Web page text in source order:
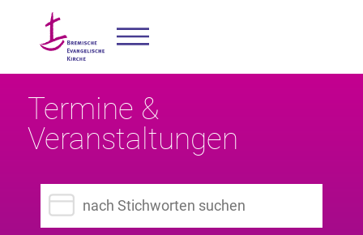
Termine &
Veranstaltungen
Suchbegriff eingeben